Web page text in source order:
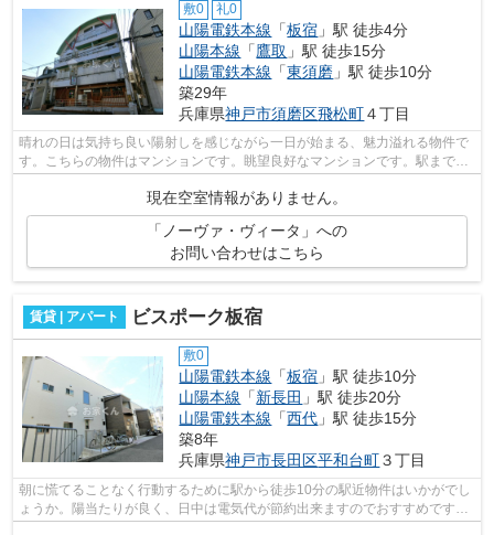
敷0 礼0
山陽電鉄本線 「板宿 」駅 徒歩4分
山陽本線 「鷹取 」駅 徒歩15分
山陽電鉄本線 「東須磨 」駅 徒歩10分
築29年
兵庫県神戸市須磨区飛松町４丁目
晴れの日は気持ち良い陽射しを感じながら一日が始まる、魅力溢れる物件で
す。こちらの物件はマンションです。眺望良好なマンションです。駅まで歩
現在空室情報がありません。
「ノーヴァ・ヴィータ」への
お問い合わせはこちら
賃貸 | アパート ビスポーク板宿
敷0
山陽電鉄本線 「板宿 」駅 徒歩10分
山陽本線 「新長田 」駅 徒歩20分
山陽電鉄本線 「西代 」駅 徒歩15分
築8年
兵庫県神戸市長田区平和台町３丁目
朝に慌てることなく行動するために駅から徒歩10分の駅近物件はいかがでし
ょうか。陽当たりが良く、日中は電気代が節約出来ますのでおすすめです。